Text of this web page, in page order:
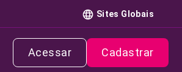
Sites Globais
Acessar Cadastrar